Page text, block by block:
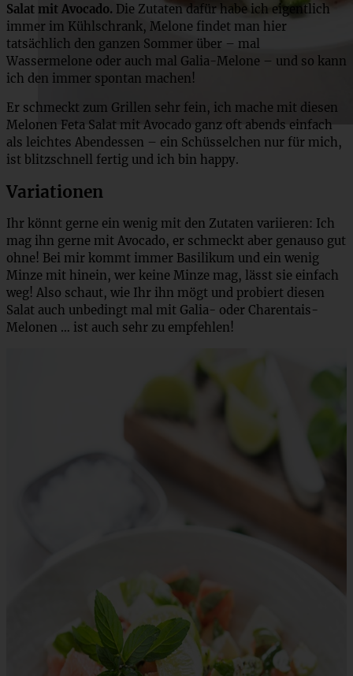
Salat mit Avocado. Die Zutaten dafür habe ich eigentlich
immer im Kühlschrank, Melone findet man hier
tatsächlich den ganzen Sommer über – mal
Wassermelone oder auch mal Galia-Melone – und so kann
ich den immer spontan machen!
Er schmeckt zum Grillen sehr fein, ich mache mit diesen
Melonen Feta Salat mit Avocado ganz oft abends einfach
als leichtes Abendessen – ein Schüsselchen nur für mich,
ist blitzschnell fertig und ich bin happy.
Variationen
Ihr könnt gerne ein wenig mit den Zutaten variieren: Ich
mag ihn gerne mit Avocado, er schmeckt aber genauso gut
ohne! Bei mir kommt immer Basilikum und ein wenig
Minze mit hinein, wer keine Minze mag, lässt sie einfach
weg! Also schaut, wie Ihr ihn mögt und probiert diesen
Salat auch unbedingt mal mit Galia- oder Charentais-
Melonen … ist auch sehr zu empfehlen!